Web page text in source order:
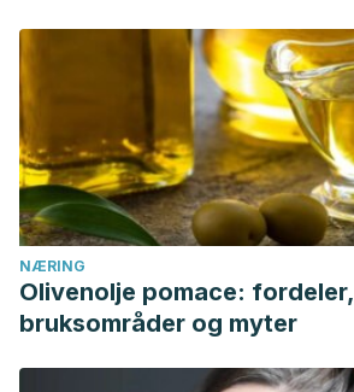
NÆRING
Olivenolje pomace: fordeler,
bruksområder og myter